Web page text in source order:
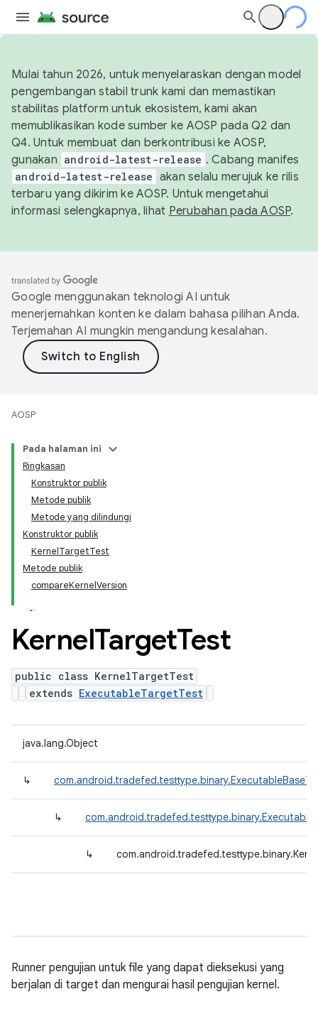
Mulai tahun 2026, untuk menyelaraskan dengan model
pengembangan stabil trunk kami dan memastikan
stabilitas platform untuk ekosistem, kami akan
memublikasikan kode sumber ke AOSP pada Q2 dan
Q4. Untuk membuat dan berkontribusi ke AOSP,
gunakan android-latest-release . Cabang manifes
android-latest-release akan selalu merujuk ke rilis
terbaru yang dikirim ke AOSP. Untuk mengetahui
informasi selengkapnya, lihat Perubahan pada AOSP.
Google menggunakan teknologi AI untuk
menerjemahkan konten ke dalam bahasa pilihan Anda.
Terjemahan AI mungkin mengandung kesalahan.
AOSP
Pada halaman ini
Ringkasan
Konstruktor publik
Metode publik
Metode yang dilindungi
Konstruktor publik
KernelTargetTest
Metode publik
compareKernelVersion
KernelTargetTest
public class KernelTargetTest
extends ExecutableTargetTest
java.lang.Object
↳
↳
↳
Runner pengujian untuk file yang dapat dieksekusi yang
berjalan di target dan mengurai hasil pengujian kernel.